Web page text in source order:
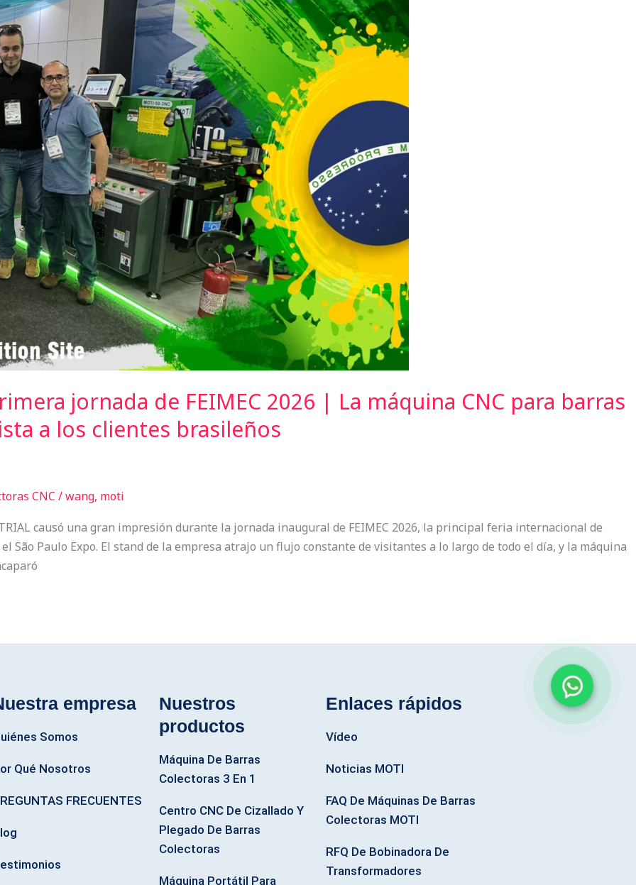
jornada de FEIMEC 2026 | La máquina CNC para barras
a los clientes brasileños
CNC /wang, moti
causó una gran impresión durante la jornada inaugural de FEIMEC 2026, la principal feria internacional de
São Paulo Expo. El stand de la empresa atrajo un flujo constante de visitantes a lo largo de todo el día, y la máquina
empresa
Somos
Qué Nosotros
FRECUENTES
Nuestros
productos
Máquina De Barras
Colectoras 3 En 1
Centro CNC De Cizallado Y
Plegado De Barras
Colectoras
Máquina Portátil Para
Enlaces rápidos
Vídeo
Noticias MOTI
FAQ De Máquinas De Barras
Colectoras MOTI
RFQ De Bobinadora De
Transformadores